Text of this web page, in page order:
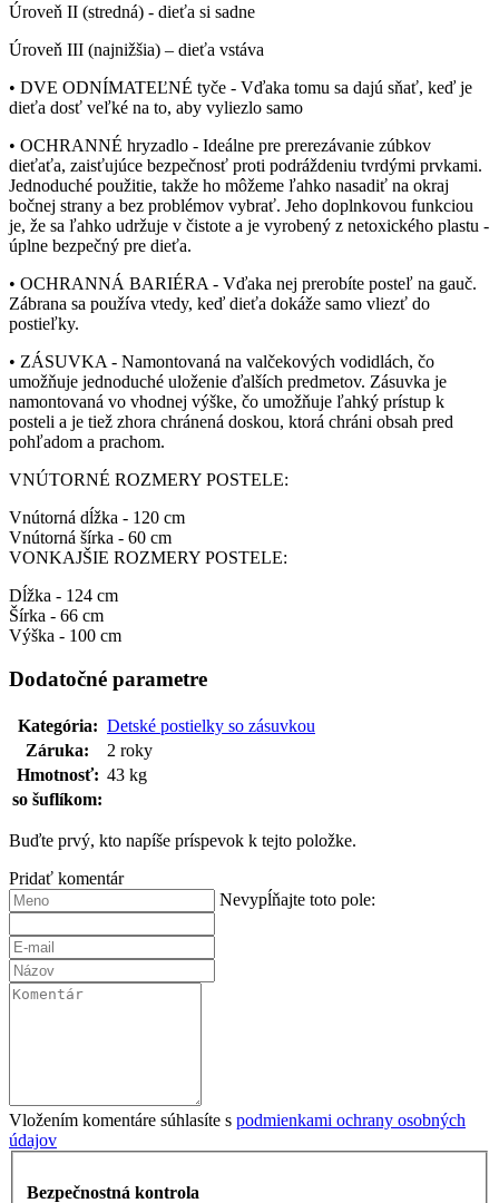
Úroveň II (stredná) - dieťa si sadne
Úroveň III (najnižšia) – dieťa vstáva
• DVE ODNÍMATEĽNÉ tyče - Vďaka tomu sa dajú sňať, keď je
dieťa dosť veľké na to, aby vyliezlo samo
• OCHRANNÉ hryzadlo - Ideálne pre prerezávanie zúbkov
dieťaťa, zaisťujúce bezpečnosť proti podráždeniu tvrdými prvkami.
Jednoduché použitie, takže ho môžeme ľahko nasadiť na okraj
bočnej strany a bez problémov vybrať. Jeho doplnkovou funkciou
je, že sa ľahko udržuje v čistote a je vyrobený z netoxického plastu -
úplne bezpečný pre dieťa.
• OCHRANNÁ BARIÉRA - Vďaka nej prerobíte posteľ na gauč.
Zábrana sa používa vtedy, keď dieťa dokáže samo vliezť do
postieľky.
• ZÁSUVKA - Namontovaná na valčekových vodidlách, čo
umožňuje jednoduché uloženie ďalších predmetov. Zásuvka je
namontovaná vo vhodnej výške, čo umožňuje ľahký prístup k
posteli a je tiež zhora chránená doskou, ktorá chráni obsah pred
pohľadom a prachom.
VNÚTORNÉ ROZMERY POSTELE:
Vnútorná dĺžka - 120 cm
Vnútorná šírka - 60 cm
VONKAJŠIE ROZMERY POSTELE:
Dĺžka - 124 cm
Šírka - 66 cm
Výška - 100 cm
Dodatočné parametre
Kategória: Detské postielky so zásuvkou
Záruka:
2 roky
Hmotnosť: 43 kg
so šuflíkom:
Buďte prvý, kto napíše príspevok k tejto položke.
Pridať komentár
Nevypĺňajte toto pole:
Vložením komentáre súhlasíte s podmienkami ochrany osobných
údajov
Bezpečnostná kontrola